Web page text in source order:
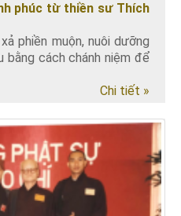
phúc từ thiền sư Thích
phiền muộn, nuôi dưỡng
cách chánh niệm để
Chi tiết »